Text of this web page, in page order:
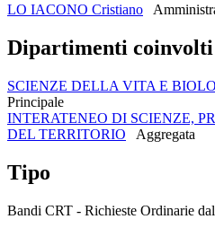
LO IACONO Cristiano
Dipartimenti coinvolti
SCIENZE DELLA VITA E
Principale
INTERATENEO DI SCIENZE,
DEL TERRITORIO
Aggregata
Tipo
Bandi CRT - Richieste Ordinarie